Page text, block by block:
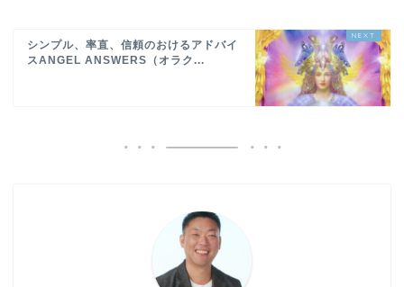
シンプル、率直、信頼のおけるアドバイ
スANGEL ANSWERS（オラク...